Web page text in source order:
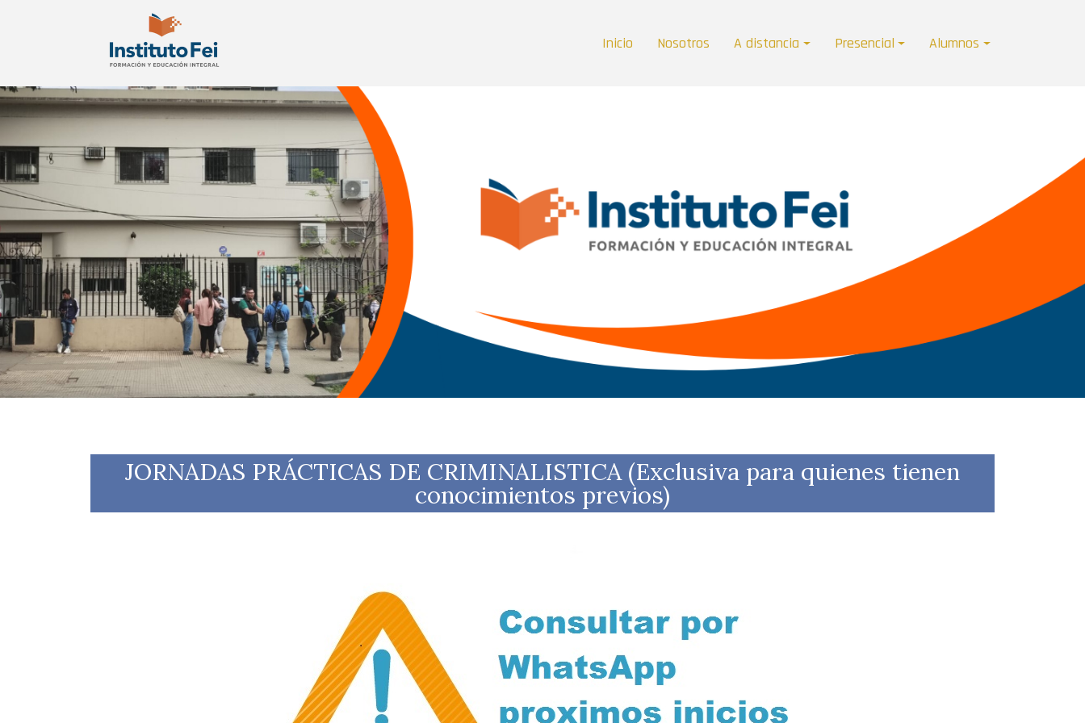
Inicio Nosotros A distancia Presencial Alumnos
JORNADAS PRÁCTICAS DE CRIMINALISTICA (Exclusiva para quienes tienen
conocimientos previos)